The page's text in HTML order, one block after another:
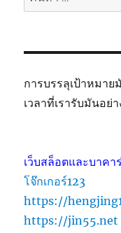
การบรรลุเป้าหมาย
เวลาที่เรารับมันอย่า
เว็บสล็อตและบาคา
โจ๊กเกอร์123
https://
https://jin55.net